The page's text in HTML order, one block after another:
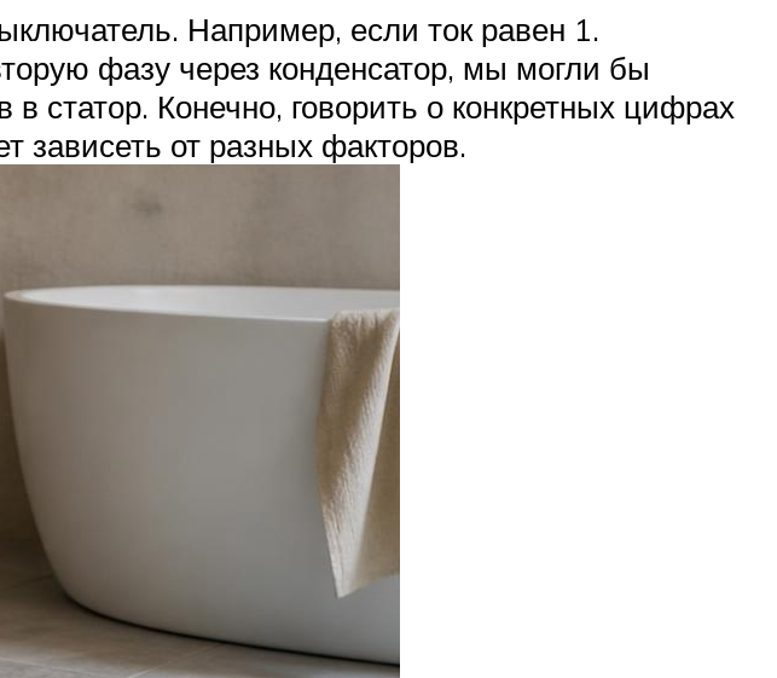
Например, если ток равен 1.
фазу через конденсатор, мы могли бы
статор. Конечно, говорить о конкретных цифрах
зависеть от разных факторов.